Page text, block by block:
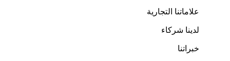
علاماتنا التجارية
لدينا شركاء
خبراتنا